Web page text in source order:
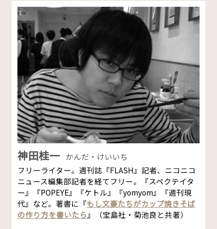
神田桂一 かんだ・けいいち
フリーライター。週刊誌『FLASH』記者、ニコニコ
ニュース編集部記者を経てフリー。『スペクテイタ
ー』『POPEYE』『ケトル』『yomyom』『週刊現
代』など。著書に『もし文豪たちがカップ焼きそば
の作り方を書いたら 』（宝島社・菊池良と共著）